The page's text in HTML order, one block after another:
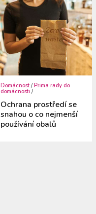
Domácnost /Prima rady do
domácnosti /
Ochrana prostředí se
snahou o co nejmenší
používání obalů